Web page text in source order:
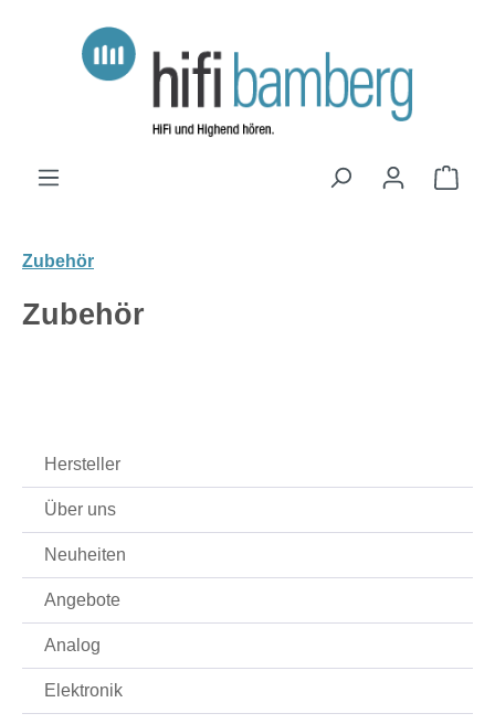
Zum Hauptinhalt springen
Zubehör
Zubehör
Hersteller
Über uns
Neuheiten
Angebote
Analog
Elektronik